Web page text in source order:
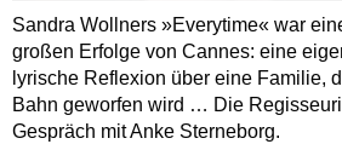
Sandra Wollners »Everytime« war
großen Erfolge von Cannes: eine
lyrische Reflexion über eine ­Familie,
Bahn geworfen wird … Die
Gespräch mit Anke Sterneborg.